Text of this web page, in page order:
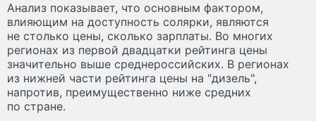
Анализ показывает, что основным фактором,
влияющим на доступность солярки, являются
не столько цены, сколько зарплаты. Во многих
регионах из первой двадцатки рейтинга цены
значительно выше среднероссийских. В регионах
из нижней части рейтинга цены на "дизель",
напротив, преимущественно ниже средних
по стране.